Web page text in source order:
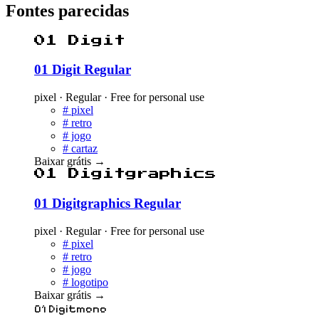
Fontes parecidas
01 Digit
01 Digit Regular
pixel · Regular · Free for personal use
# pixel
# retro
# jogo
# cartaz
Baixar grátis →
01 Digitgraphics
01 Digitgraphics Regular
pixel · Regular · Free for personal use
# pixel
# retro
# jogo
# logotipo
Baixar grátis →
01 Digitmono